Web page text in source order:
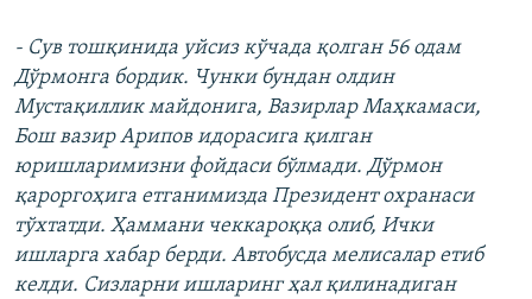
- Сув тошқинида уйсиз кўчада қолган 56 одам
Дўрмонга бордик. Чунки бундан олдин
Мустақиллик майдонига, Вазирлар Маҳкамаси,
Бош вазир Арипов идорасига қилган
юришларимизни фойдаси бўлмади. Дўрмон
қароргоҳига етганимизда Президент охранаси
тўхтатди. Ҳаммани чеккароққа олиб, Ички
ишларга хабар берди. Автобусда мелисалар етиб
келди. Сизларни ишларинг ҳал қилинадиган